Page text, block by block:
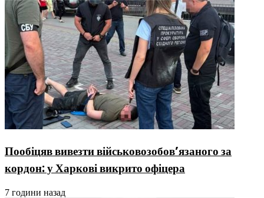
Пообіцяв вивезти військовозобов’язаного за
кордон: у Харкові викрито офіцера
7 години назад